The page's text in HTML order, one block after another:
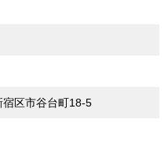
区市谷台町18-5